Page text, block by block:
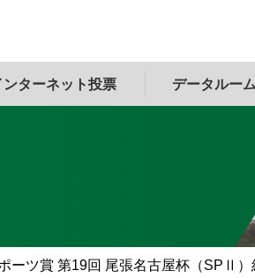
ンターネット投票 データルーム
ーツ賞 第19回 尾張名古屋杯（SPⅡ）